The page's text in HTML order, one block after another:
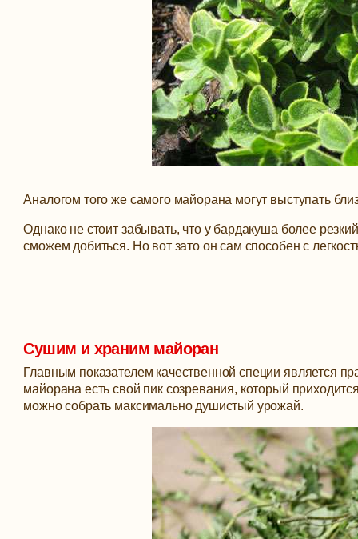
Аналогом того же самого майорана могут выступать
Однако не стоит забывать, что у бардакуша более
сможем добиться. Но вот зато он сам способен с
Сушим и храним майоран
Главным показателем качественной специи является
майорана есть свой пик созревания, который
можно собрать максимально душистый урожай.